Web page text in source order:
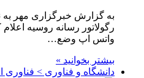
به گزارش خبرگزاری مهر به
رگولاتور رسانه روسیه
واتس اپ وضع…
بیشتر بخوانید »
دانشگاه و فناوری > فناوری